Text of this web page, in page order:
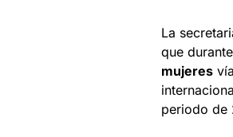
La
que
mujeres
periodo de